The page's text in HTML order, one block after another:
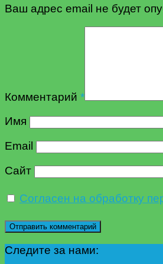
Ваш адрес email не будет
Комментарий *
Имя
Email
Сайт
Согласен на обработку
Следите за нами: